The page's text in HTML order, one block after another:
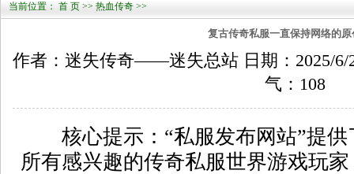
当前位置： 首 页 >> 热血传奇 >>
复古传奇私服一直保持网络的原
作者：迷失传奇——迷失总站 日期：2025/6/
气： 108
核心提示：“私服发布网站”提供
所有感兴趣的传奇私服世界游戏玩